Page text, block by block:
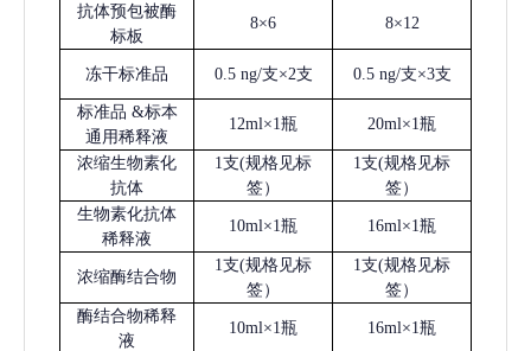
抗体预包被酶
标板
8×6 8×12
冻干标准品 0.5 ng/支×2支 0.5 ng/支×3支
标准品 &标本
通用稀释液
12ml×1瓶 20ml×1瓶
浓缩生物素化
抗体
1支(规格见标
签）
1支(规格见标
签）
生物素化抗体
稀释液
10ml×1瓶 16ml×1瓶
浓缩酶结合物
1支(规格见标
签）
1支(规格见标
签）
酶结合物稀释
液
10ml×1瓶 16ml×1瓶